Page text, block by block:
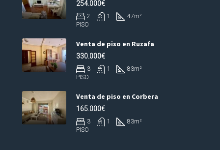
254.000€
2 1 47m²
PISO
Venta de piso en Ruzafa
330.000€
3 1 83m²
PISO
Venta de piso en Corbera
165.000€
3 1 83m²
PISO